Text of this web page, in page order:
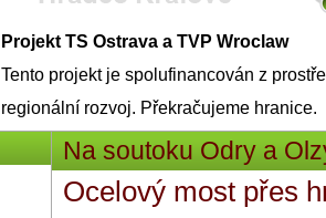
Projekt TS Ostrava a TVP Wroclaw
Tento projekt je spolufinancován z
regionální rozvoj. Překračujeme hranice.
Na soutoku Odry a
Ocelový most přes